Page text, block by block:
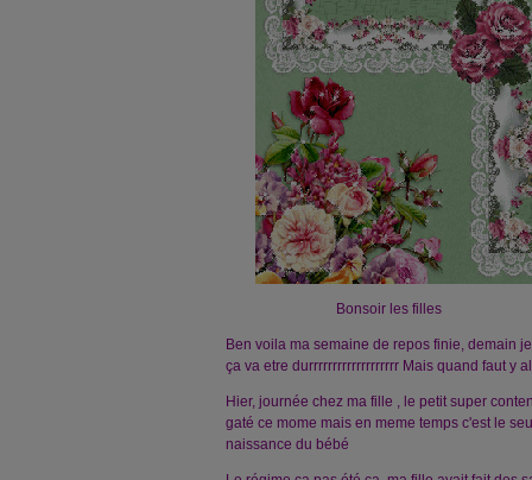
Bonsoir les filles
Ben voila ma semaine de repos finie, demain
ça va etre durrrrrrrrrrrrrrrrrrr Mais quand faut y
Hier, journée chez ma fille , le petit super
gaté ce mome mais en meme temps c'est le
naissance du bébé